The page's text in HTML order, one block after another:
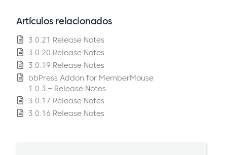
Artículos relacionados
3.0.21 Release Notes
3.0.20 Release Notes
3.0.19 Release Notes
bbPress Addon for MemberMouse
1.0.3 – Release Notes
3.0.17 Release Notes
3.0.16 Release Notes